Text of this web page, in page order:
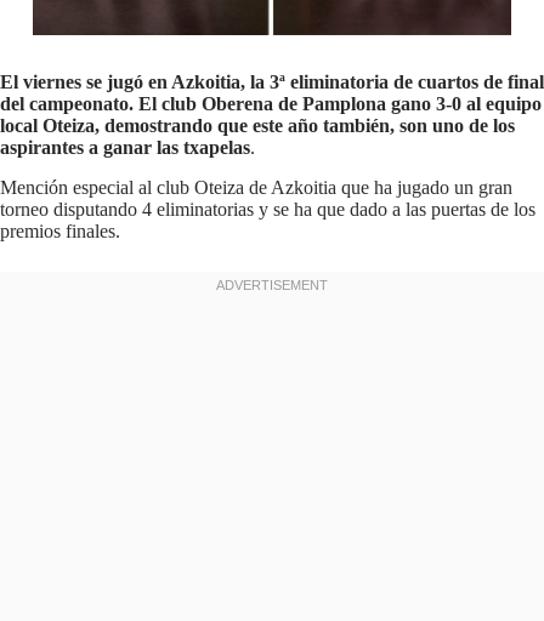
El viernes se jugó en Azkoitia, la 3ª eliminatoria de cuartos de final
del campeonato. El club Oberena de Pamplona gano 3-0 al equipo
local Oteiza, demostrando que este año también, son uno de los
aspirantes a ganar las txapelas.
Mención especial al club Oteiza de Azkoitia que ha jugado un gran
torneo disputando 4 eliminatorias y se ha que dado a las puertas de los
premios finales.